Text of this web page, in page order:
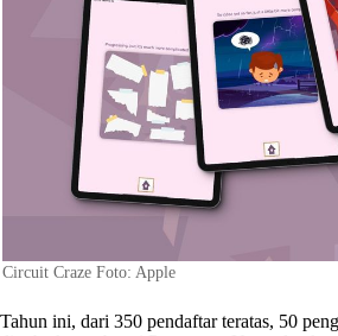
Circuit Craze Foto: Apple
Tahun ini, dari 350 pendaftar teratas, 50